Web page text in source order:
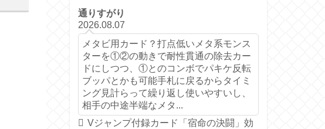
通りすがり
2026.08.07
メタビ用カード？打点低いメタ系モンス
ターを①②の動きで耐性貫通の除去カー
ドにしつつ、①とのコンボでパキケ反転
ブッパとかも可能手札に戻るからタイミ
ング見計らって繰り返し使いやすいし、
相手の中途半端なメタ...
Vジャンプ付録カード「宿命の決闘」効